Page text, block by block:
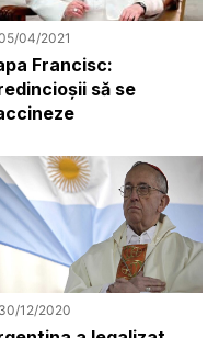
04/2021
Francisc:
să se
30/12/2020